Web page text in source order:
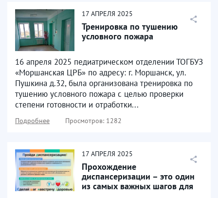
17 АПРЕЛЯ 2025
Тренировка по тушению
условного пожара
16 апреля 2025 педиатрическом отделении ТОГБУЗ
«Моршанская ЦРБ» по адресу: г. Моршанск, ул.
Пушкина д.32, была организована тренировка по
тушению условного пожара с целью проверки
степени готовности и отработки...
Подробнее Просмотров: 1282
17 АПРЕЛЯ 2025
Прохождение
диспансеризации – это один
из самых важных шагов для